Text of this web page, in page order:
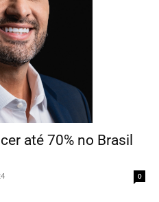
até 70% no Brasil
0